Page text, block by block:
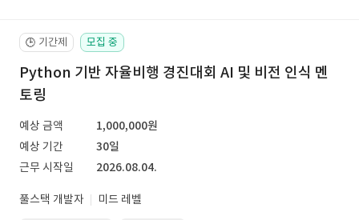
🕒 기간제 모집 중
Python 기반 자율비행 경진대회 AI 및 비전 인식 멘
토링
예상 금액
1,000,000원
예상 기간
30일
근무 시작일
2026.08.04.
풀스택 개발자 미드 레벨